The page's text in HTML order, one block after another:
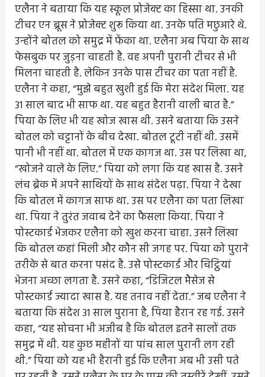
एलैना ने बताया कि यह स्कूल प्रोजेक्ट का हिस्सा था. उनकी
टीचर एन ब्रूस ने प्रोजेक्ट शुरू किया था. उनके पति मछुआरे थे.
उन्होंने बोतल को समुद्र में फेंका था. एलैना अब पिया के साथ
फेसबुक पर जुड़ना चाहती है. वह अपनी पुरानी टीचर से भी
मिलना चाहती है. लेकिन उनके पास टीचर का पता नहीं है.
एलैना ने कहा, “मुझे बहुत खुशी हुई कि मेरा संदेश मिला. यह
31 साल बाद भी साफ था. यह बहुत हैरानी वाली बात है.”
पिया के लिए भी यह खोज खास थी. उसने बताया कि उसने
बोतल को चट्टानों के बीच देखा. बोतल टूटी नहीं थी. उसमें
पानी भी नहीं था. बोतल में एक कागज था. उस पर लिखा था,
“खोजने वाले के लिए.” पिया को लगा कि यह खास है. उसने
लंच ब्रेक में अपने साथियों के साथ संदेश पढ़ा. पिया ने देखा
कि बोतल में कागज साफ था. उस पर एलैना का पता लिखा
था. पिया ने तुरंत जवाब देने का फैसला किया. पिया ने
पोस्टकार्ड भेजकर एलैना को खुश करना चाहा. उसने लिखा
कि बोतल कहां मिली और कौन सी जगह पर. पिया को पुराने
तरीके से बात करना पसंद है. उसे पोस्टकार्ड और चिट्ठियां
भेजना अच्छा लगता है. उसने कहा, “डिजिटल मैसेज से
पोस्टकार्ड ज्यादा खास है. यह तनाव नहीं देता.” जब एलैना ने
बताया कि संदेश 31 साल पुराना है, पिया हैरान रह गई. उसने
कहा, “यह सोचना भी अजीब है कि बोतल इतने सालों तक
समुद्र में थी. यह कुछ महीनों या पांच साल पुरानी लग रही
थी.” पिया को यह भी हैरानी हुई कि एलैना अब भी उसी पते